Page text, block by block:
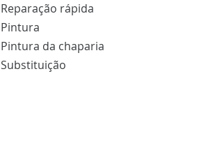
Reparação rápida
Pintura
Pintura da chaparia
Substituição